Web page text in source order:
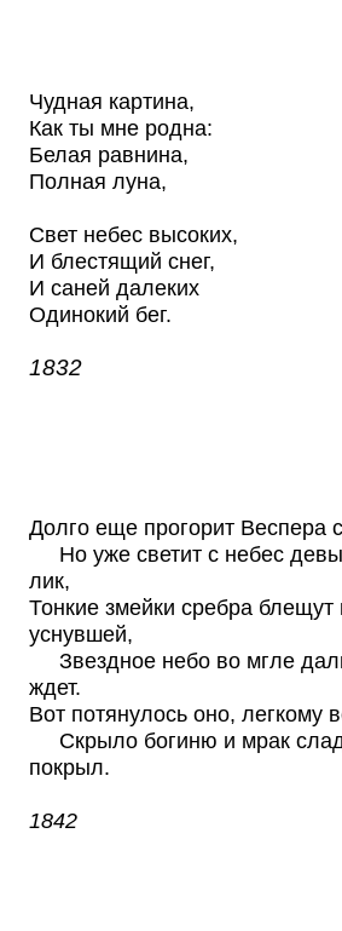
Чудная картина,
Как ты мне родна:
Белая равнина,
Полная луна,
Свет небес высоких,
И блестящий снег,
И саней далеких
Одинокий бег.
1832
Долго еще прогорит Веспера
Но уже светит с небес
лик,
Тонкие змейки сребра блещут
уснувшей,
Звездное небо во мгле
ждет.
Вот потянулось оно, легкому
Скрыло богиню и мрак
покрыл.
1842